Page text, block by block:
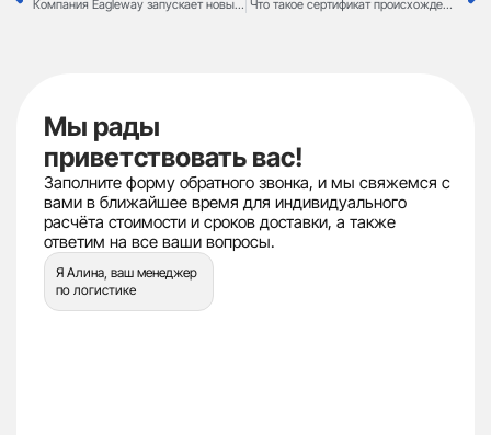
Компания Eagleway запускает новый маршрут — доставка товаров из Китая в Россию через Беларусь Что такое сертификат происхождения товара (СТ-1 или Form A) и зачем он нужен?
Мы рады
приветствовать вас!
Заполните форму обратного звонка, и мы свяжемся с
вами в ближайшее время для индивидуального
расчёта стоимости и сроков доставки, а также
ответим на все ваши вопросы.
Я Алина, ваш менеджер
по логистике